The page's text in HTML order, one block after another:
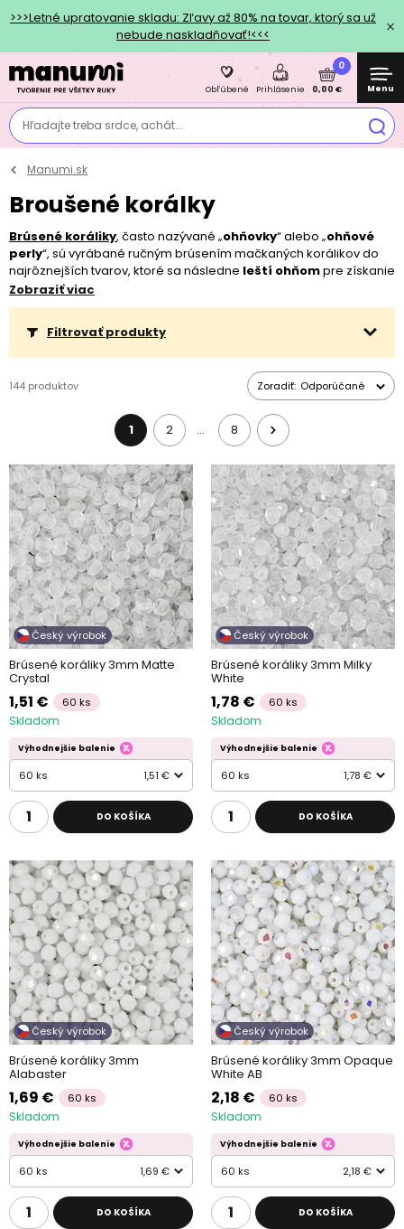
>>>Letné upratovanie skladu: Zľavy až 80% na tovar, ktorý sa už
nebude naskladňovať!<<<
Hľadajte treba srdce, achát...
Obľúbené Prihlásenie
0
0,00 € Menu
Manumi.sk
Broušené korálky
Brúsené koráliky, často nazývané „ohňovky“ alebo „ohňové
perly“, sú vyrábané ručným brúsením mačkaných korálikov do
najrôznejších tvarov, ktoré sa následne leští ohňompre získanie
vysokého lesku.
Zobraziť viac
Filtrovať produkty
144 produktov Zoradiť: Odporúčané
1 2 … 8
Český výrobok
Brúsené koráliky 3mm Matte
Crystal
1,51 € 60 ks
Skladom
Výhodnejšie balenie
60 ks 1,51 €
DO KOŠÍKA
Český výrobok
Brúsené koráliky 3mm Milky
White
1,78 € 60 ks
Skladom
Výhodnejšie balenie
60 ks 1,78 €
DO KOŠÍKA
Český výrobok
Brúsené koráliky 3mm
Alabaster
1,69 € 60 ks
Skladom
Výhodnejšie balenie
60 ks 1,69 €
DO KOŠÍKA
Český výrobok
Brúsené koráliky 3mm Opaque
White AB
2,18 € 60 ks
Skladom
Výhodnejšie balenie
60 ks 2,18 €
DO KOŠÍKA